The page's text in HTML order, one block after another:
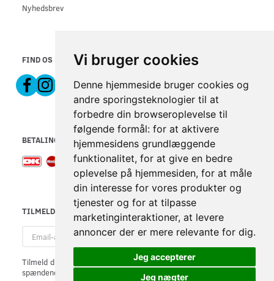
Vi bruger cookies
Denne hjemmeside bruger cookies og
andre sporingsteknologier til at
forbedre din browseroplevelse til
følgende formål: for at aktivere
hjemmesidens grundlæggende
funktionalitet, for at give en bedre
oplevelse på hjemmesiden, for at måle
din interesse for vores produkter og
tjenester og for at tilpasse
marketinginteraktioner, at levere
annoncer der er mere relevante for dig.
Jeg accepterer
Jeg nægter
Nyhedsbrev
FIND OS PÅ
BETALINGSMETODER
TILMELD NYHEDSBREV
adresse
Tilmeld dig vores nyhedsbrev og modtag gode tilbud samt andre
spændende nyheder direkte i din indbakke.